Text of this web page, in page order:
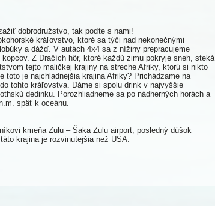
dobrodružstvo, tak poďte s nami!
kráľovstvo, ktoré sa týči nad nekonečnými
a dážď. V autách 4x4 sa z nížiny prepracujeme
Z Dračích hôr, ktoré každú zimu pokryje sneh, steká
tejto maličkej krajiny na streche Afriky, ktorú si nikto
toto je najchladnejšia krajina Afriky? Prichádzame na
tohto kráľovstva. Dáme si spolu drink v najvyššie
dedinku. Porozhliadneme sa po nádherných horách a
späť k oceánu.
kmeňa Zulu – Šaka Zulu airport, posledný dúšok
krajina je rozvinutejšia než USA.